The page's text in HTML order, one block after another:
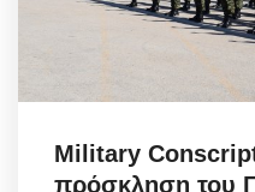
Σεβασμιώτατος Δωρόθεος
Military
πρόσκληση του